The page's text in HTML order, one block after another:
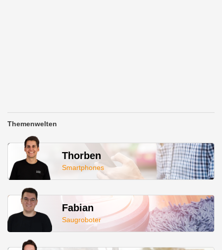
Themenwelten
Thorben
Smartphones
Fabian
Saugroboter